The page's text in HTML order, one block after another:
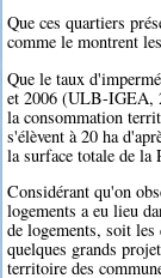
Que ces quartiers
comme le montrent
Que le taux
et 2006 (ULB-IGEA,
la consommation
s'élèvent à 20 ha
la surface totale de la
Considérant qu'on
logements a eu lieu
de logements, soit
quelques grands
territoire des